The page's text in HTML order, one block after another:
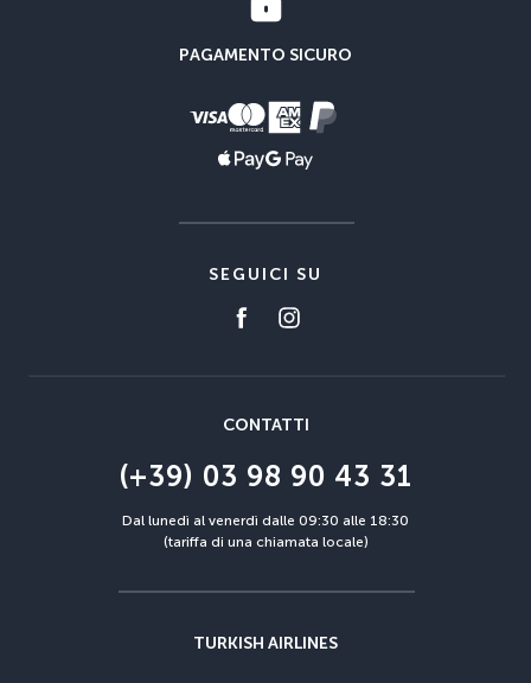
PAGAMENTO SICURO
SEGUICI SU
CONTATTI
(+39) 03 98 90 43 31
Dal lunedì al venerdì dalle 09:30 alle 18:30
(tariffa di una chiamata locale)
TURKISH AIRLINES